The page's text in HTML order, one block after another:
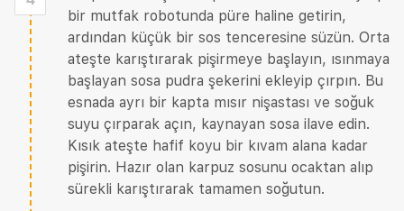
bir mutfak robotunda püre haline getirin,
ardından küçük bir sos tenceresine süzün. Orta
ateşte karıştırarak pişirmeye başlayın, ısınmaya
başlayan sosa pudra şekerini ekleyip çırpın. Bu
esnada ayrı bir kapta mısır nişastası ve soğuk
suyu çırparak açın, kaynayan sosa ilave edin.
Kısık ateşte hafif koyu bir kıvam alana kadar
pişirin. Hazır olan karpuz sosunu ocaktan alıp
sürekli karıştırarak tamamen soğutun.